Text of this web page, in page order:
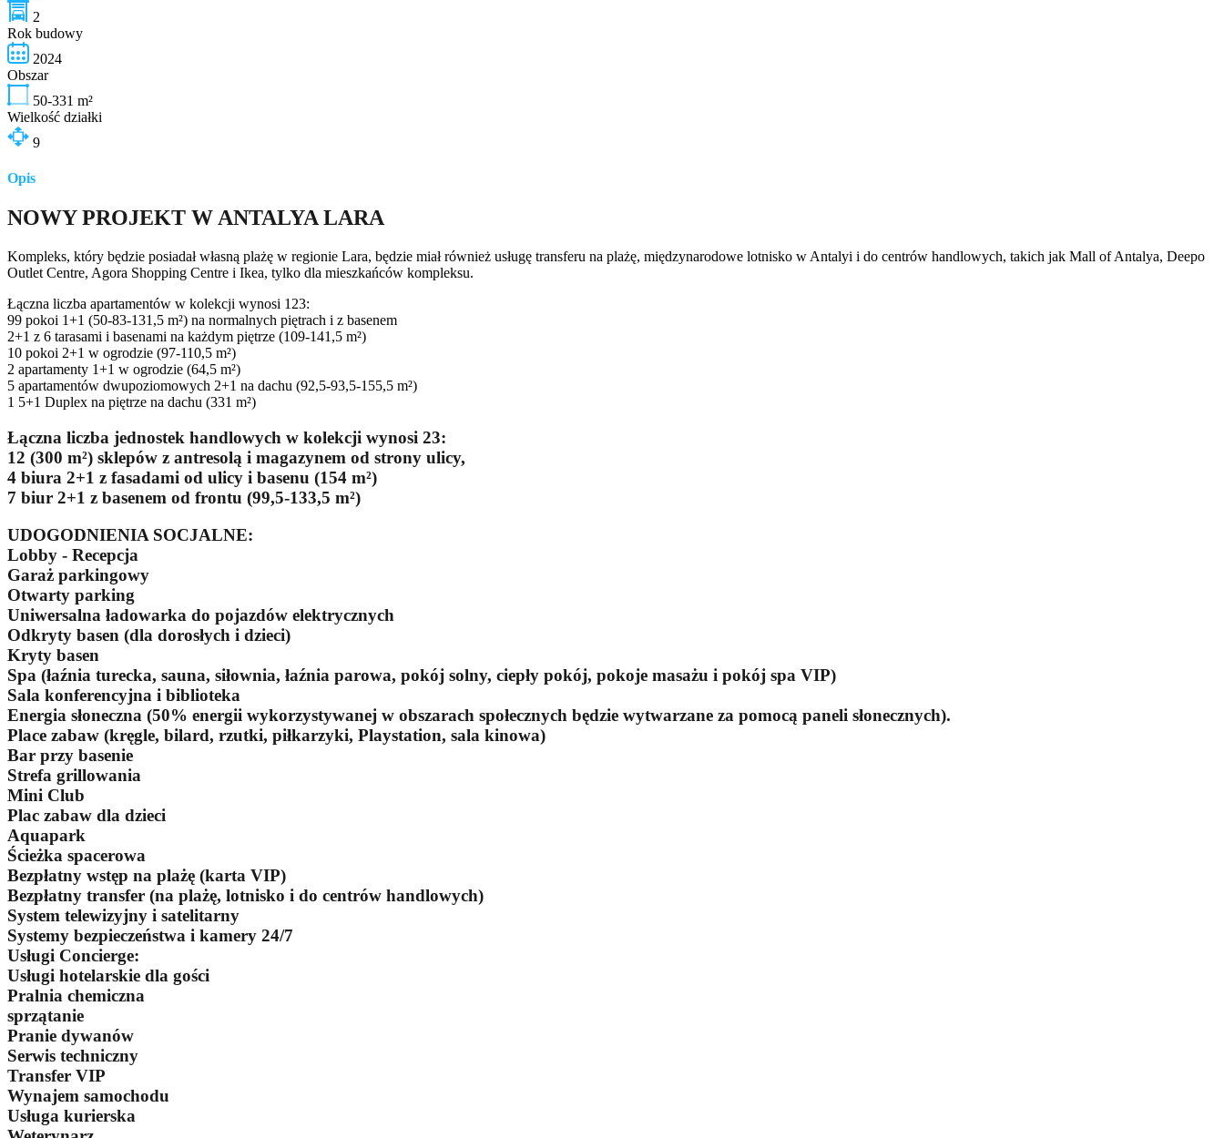
2
Rok budowy
2024
Obszar
50-331 m²
Wielkość działki
9
Opis
NOWY PROJEKT W ANTALYA LARA
Kompleks, który będzie posiadał własną plażę w regionie Lara, będzie miał również usługę transferu na plażę, międzynarodowe lotnisko w Antalyi i do centrów handlowych, takich jak Mall of Antalya, Deepo
Outlet Centre, Agora Shopping Centre i Ikea, tylko dla mieszkańców kompleksu.
Łączna liczba apartamentów w kolekcji wynosi 123:
99 pokoi 1+1 (50-83-131,5 m²) na normalnych piętrach i z basenem
2+1 z 6 tarasami i basenami na każdym piętrze (109-141,5 m²)
10 pokoi 2+1 w ogrodzie (97-110,5 m²)
2 apartamenty 1+1 w ogrodzie (64,5 m²)
5 apartamentów dwupoziomowych 2+1 na dachu (92,5-93,5-155,5 m²)
1 5+1 Duplex na piętrze na dachu (331 m²)
Łączna liczba jednostek handlowych w kolekcji wynosi 23:
12 (300 m²) sklepów z antresolą i magazynem od strony ulicy,
4 biura 2+1 z fasadami od ulicy i basenu (154 m²)
7 biur 2+1 z basenem od frontu (99,5-133,5 m²)
UDOGODNIENIA SOCJALNE:
Lobby - Recepcja
Garaż parkingowy
Otwarty parking
Uniwersalna ładowarka do pojazdów elektrycznych
Odkryty basen (dla dorosłych i dzieci)
Kryty basen
Spa (łaźnia turecka, sauna, siłownia, łaźnia parowa, pokój solny, ciepły pokój, pokoje masażu i pokój spa VIP)
Sala konferencyjna i biblioteka
Energia słoneczna (50% energii wykorzystywanej w obszarach społecznych będzie wytwarzane za pomocą paneli słonecznych).
Place zabaw (kręgle, bilard, rzutki, piłkarzyki, Playstation, sala kinowa)
Bar przy basenie
Strefa grillowania
Mini Club
Plac zabaw dla dzieci
Aquapark
Ścieżka spacerowa
Bezpłatny wstęp na plażę (karta VIP)
Bezpłatny transfer (na plażę, lotnisko i do centrów handlowych)
System telewizyjny i satelitarny
Systemy bezpieczeństwa i kamery 24/7
Usługi Concierge:
Usługi hotelarskie dla gości
Pralnia chemiczna
sprzątanie
Pranie dywanów
Serwis techniczny
Transfer VIP
Wynajem samochodu
Usługa kurierska